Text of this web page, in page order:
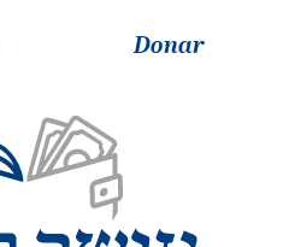
Donar